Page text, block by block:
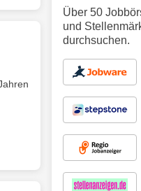
Über 50
und
durchsuchen.